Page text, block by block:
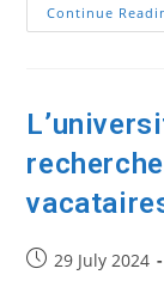
Continue
Post29 July 2024